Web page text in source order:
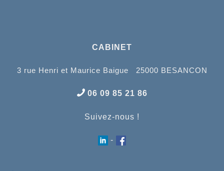
CABINET
3 rue Henri et Maurice Baigue 25000 BESANCON
06 09 85 21 86
Suivez-nous !
-